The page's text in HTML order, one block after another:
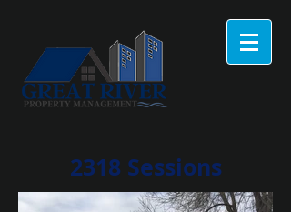
2318 Sessions